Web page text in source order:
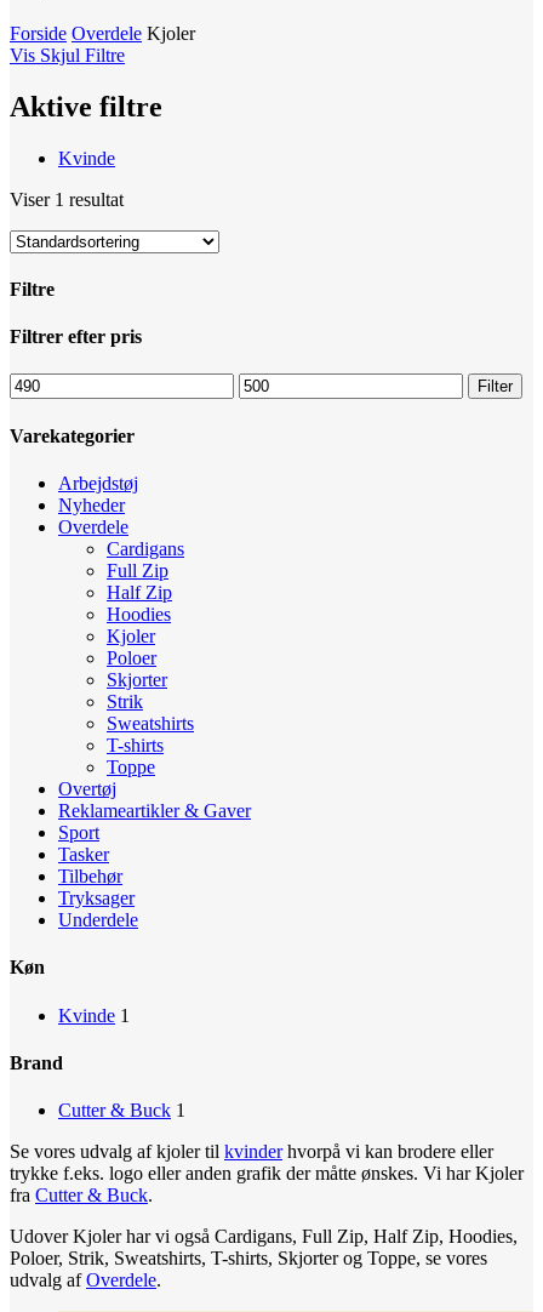
Forside Overdele Kjoler
Vis Skjul Filtre
Aktive filtre
Kvinde
Viser 1 resultat
Filtre
Luk
Filtrer efter pris
Mindste
pris
Højeste
pris
Filter
Varekategorier
Arbejdstøj
Nyheder
Overdele
Cardigans
Full Zip
Half Zip
Hoodies
Kjoler
Poloer
Skjorter
Strik
Sweatshirts
T-shirts
Toppe
Overtøj
Reklameartikler & Gaver
Sport
Tasker
Tilbehør
Tryksager
Underdele
Køn
Kvinde 1
Brand
Cutter & Buck 1
Se vores udvalg af kjoler til kvinderhvorpå vi kan brodere eller
trykke f.eks. logo eller anden grafik der måtte ønskes. Vi har Kjoler
fra Cutter & Buck.
Udover Kjoler har vi også Cardigans, Full Zip, Half Zip, Hoodies,
Poloer, Strik, Sweatshirts, T-shirts, Skjorter og Toppe, se vores
udvalg afOverdele.